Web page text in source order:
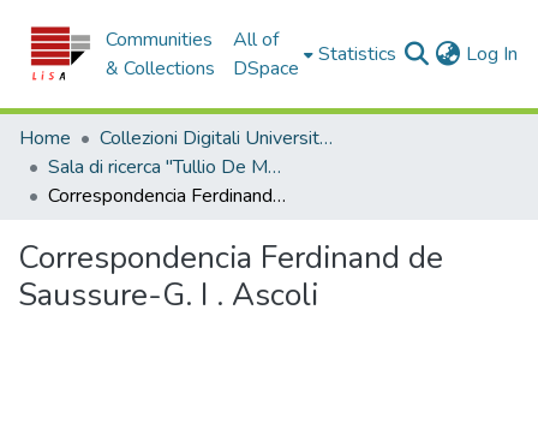
Communities
& Collections
All of
DSpace
Statistics Log In
Home
Collezioni Digitali Università della Calabria
Sala di ricerca "Tullio De Mauro"
Correspondencia Ferdinand de Saussure-G. I . Ascoli
Correspondencia Ferdinand de
Saussure-G. I . Ascoli